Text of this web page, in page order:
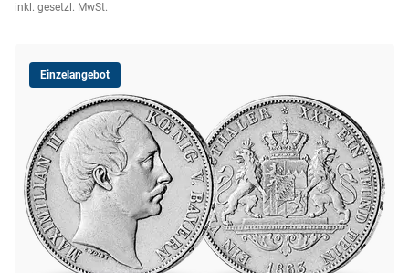
inkl. gesetzl. MwSt.
Einzelangebot